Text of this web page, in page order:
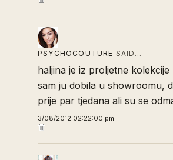
PSYCHOCOUTURE SAID…
haljina je iz proljetne kolekcije
sam ju dobila u showroomu,
prije par tjedana ali su se
3/08/2012 02:22:00 pm